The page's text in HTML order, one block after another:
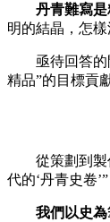
丹青難寫是
明的結晶，怎
亟待回答的問
精品”的目標貢
從策劃到製作
代的‘丹青史卷
我們以史為